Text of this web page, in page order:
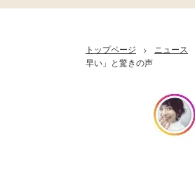
トップページ > ニュース
早い」と驚きの声